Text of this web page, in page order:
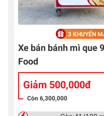
3 KHUYẾN
Xe bán bánh mì que
Food
Giảm 500,000đ
Còn 6,300,000